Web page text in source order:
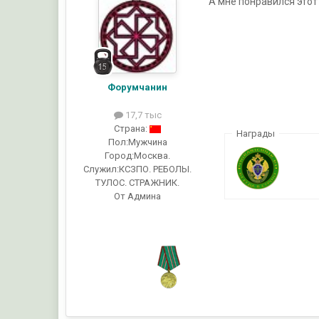
Форумчанин
17,7 тыс
Страна:
Пол:Мужчина
Город:Москва.
Служил:КСЗПО. РЕБОЛЫ.
ТУЛОС. СТРАЖНИК.
От Админа
Награды